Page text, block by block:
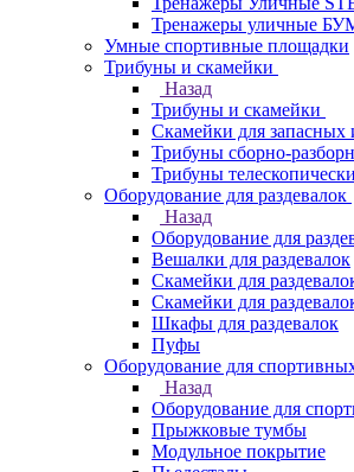
Тренажеры уличные
Умные спортивные площадки
Трибуны и скамейки
Назад
Трибуны и скамейки
Скамейки для запасных
Трибуны сборно-
Трибуны
Оборудование для раздевалок
Назад
Оборудование для
Вешалки для раздевалок
Скамейки для
Скамейки для
Шкафы для раздевалок
Пуфы
Оборудование для
Назад
Оборудование для
Прыжковые тумбы
Модульное покрытие